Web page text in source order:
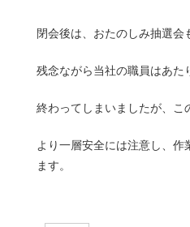
閉会後は、おたのしみ抽選会
残念ながら当社の職員はあた
終わってしまいましたが、こ
より一層安全には注意し、
ます。